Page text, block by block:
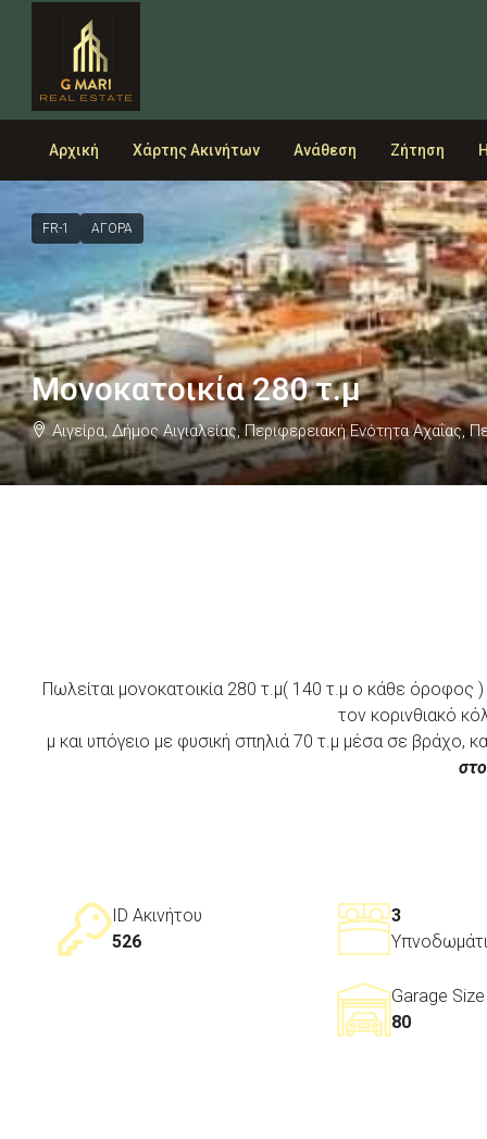
Αρχική Χάρτης Ακινήτων Ανάθεση Ζήτηση
FR-1 ΑΓΟΡΑ
Μονοκατοικία 280 τ.μ
Αιγείρα, Δήμος Αιγιαλείας, Περιφερειακή Ενότητα
Πωλείται μονοκατοικία 280 τ.μ( 140 τ.μ ο κάθε όροφος )
τον κορινθιακό
μ και υπόγειο με φυσική σπηλιά 70 τ.μ μέσα σε
ID Ακινήτου
526
3
Garage Size
80